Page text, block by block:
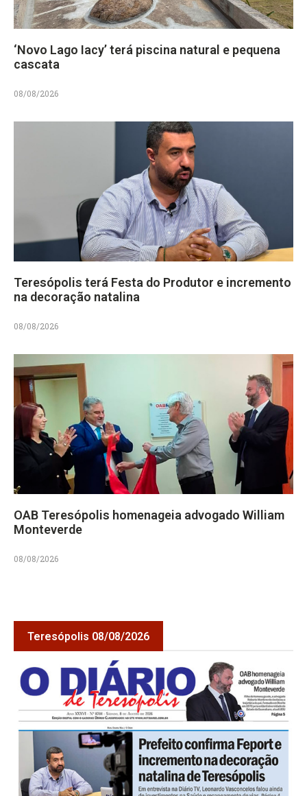
‘Novo Lago Iacy’ terá piscina natural e pequena
cascata
08/08/2026
Teresópolis terá Festa do Produtor e incremento
na decoração natalina
08/08/2026
OAB Teresópolis homenageia advogado William
Monteverde
08/08/2026
Teresópolis 08/08/2026